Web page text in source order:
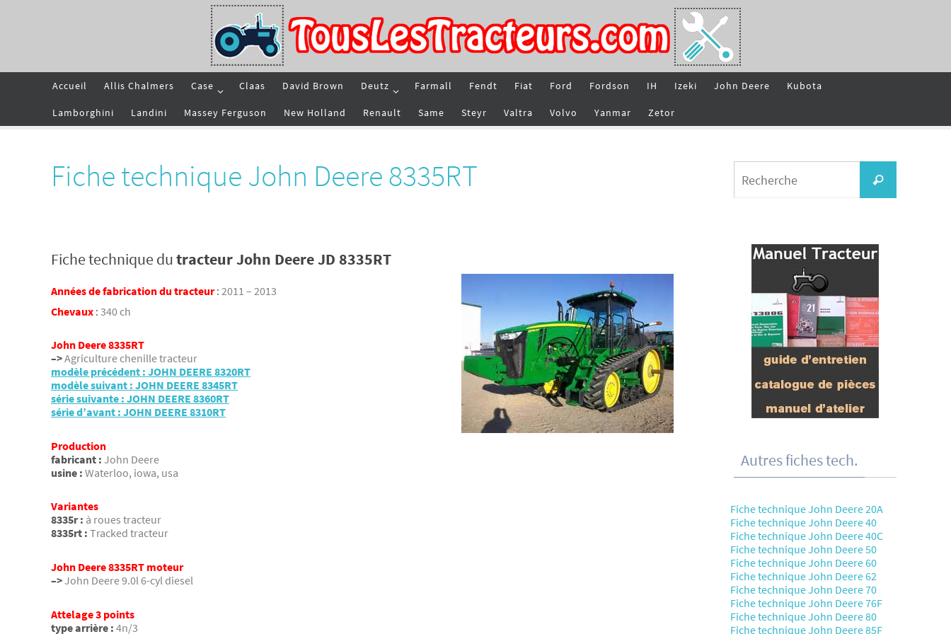
Accueil Allis Chalmers Case Claas David Brown Deutz Farmall Fendt Fiat Ford Fordson IH Izeki John Deere Kubota
Lamborghini Landini Massey Ferguson New Holland Renault Same Steyr Valtra Volvo Yanmar Zetor
Fiche technique John Deere 8335RT
Fiche technique dutracteur John Deere JD 8335RT
Années de fabrication du tracteur: 2011 – 2013
Chevaux : 340 ch
John Deere 8335RT
–>Agriculture chenille tracteur
modèle précédent : JOHN DEERE 8320RT
modèle suivant : JOHN DEERE 8345RT
série suivante : JOHN DEERE 8360RT
série d’avant : JOHN DEERE 8310RT
Production
fabricant : John Deere
usine : Waterloo, iowa, usa
Variantes
8335r : à roues tracteur
8335rt : Tracked tracteur
John Deere 8335RT moteur
–>John Deere 9.0l 6-cyl diesel
Attelage 3 points
type arrière : 4n/3
Recherche
Autres fiches tech.
Fiche technique John Deere 20A
Fiche technique John Deere 40
Fiche technique John Deere 40C
Fiche technique John Deere 50
Fiche technique John Deere 60
Fiche technique John Deere 62
Fiche technique John Deere 70
Fiche technique John Deere 76F
Fiche technique John Deere 80
Fiche technique John Deere 85F